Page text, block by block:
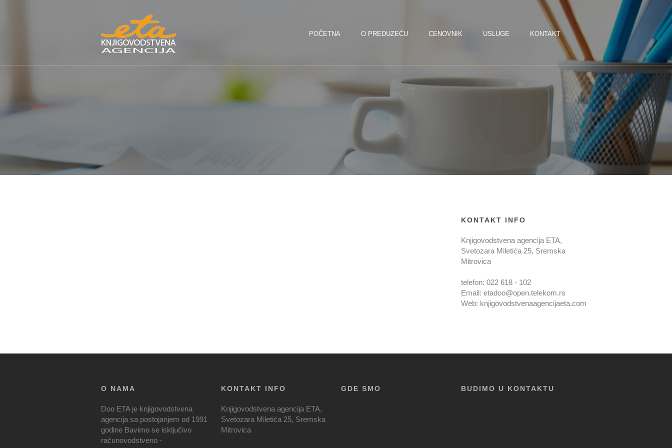
POČETNA O PREDUZEĆU CENOVNIK USLUGE KONTAKT
KONTAKT INFO
Knjigovodstvena agencija ETA,
Svetozara Miletića 25, Sremska
Mitrovica
telefon: 022 618 - 102
Email: etadoo@open.telekom.rs
Web: knjigovodstvenaagencijaeta.com
O NAMA
Doo ETA je knjigovodstvena
agencija sa postojanjem od 1991
godine Bavimo se isključivo
računovodstveno -
KONTAKT INFO
Knjigovodstvena agencija ETA,
Svetozara Miletića 25, Sremska
Mitrovica
GDE SMO BUDIMO U KONTAKTU